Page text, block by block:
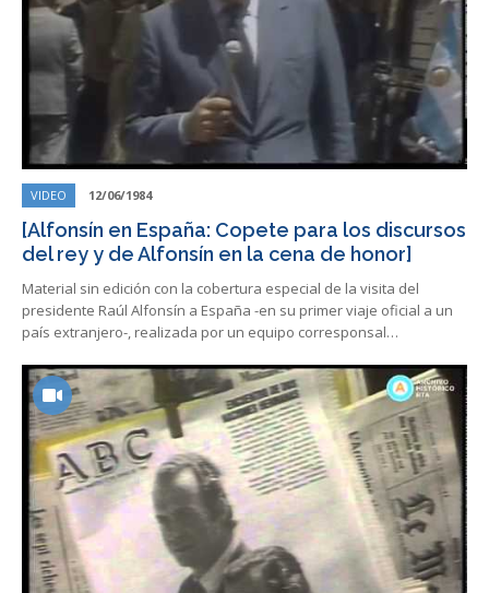
VIDEO 12/06/1984
[Alfonsín en España: Copete para los discursos
del rey y de Alfonsín en la cena de honor]
Material sin edición con la cobertura especial de la visita del
presidente Raúl Alfonsín a España -en su primer viaje oficial a un
país extranjero-, realizada por un equipo corresponsal…